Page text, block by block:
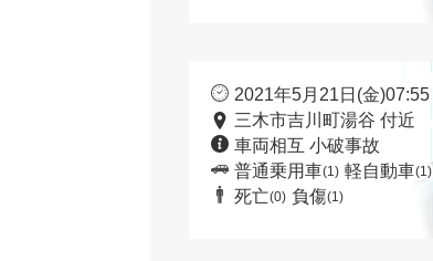
2021年5月21日(金)07:55
三木市吉川町湯谷 付近
車両相互 小破事故
普通乗用車(1) 軽自動車(1)
死亡(0) 負傷(1)